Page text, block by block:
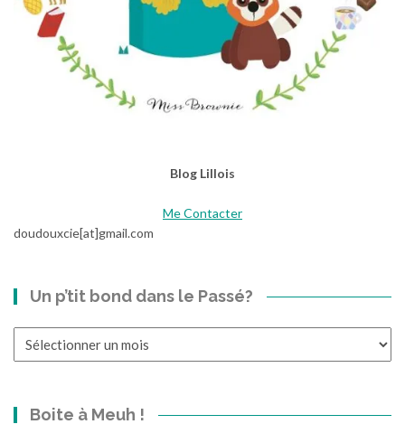
Blog Lillois
Me Contacter
doudouxcie[at]gmail.com
Un p’tit bond dans le Passé?
Boite à Meuh !